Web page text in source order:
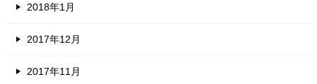
2018年1月
2017年12月
2017年11月